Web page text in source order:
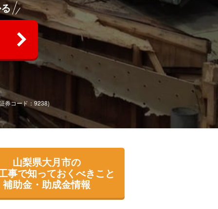
券コード：9238)
山梨県大月市の
事で知っておくべきこと
補助金・助成金情報